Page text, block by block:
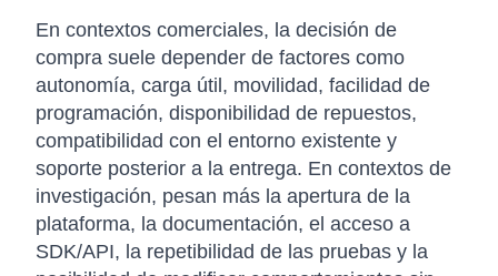
En contextos comerciales, la decisión de
compra suele depender de factores como
autonomía, carga útil, movilidad, facilidad de
programación, disponibilidad de repuestos,
compatibilidad con el entorno existente y
soporte posterior a la entrega. En contextos de
investigación, pesan más la apertura de la
plataforma, la documentación, el acceso a
SDK/API, la repetibilidad de las pruebas y la